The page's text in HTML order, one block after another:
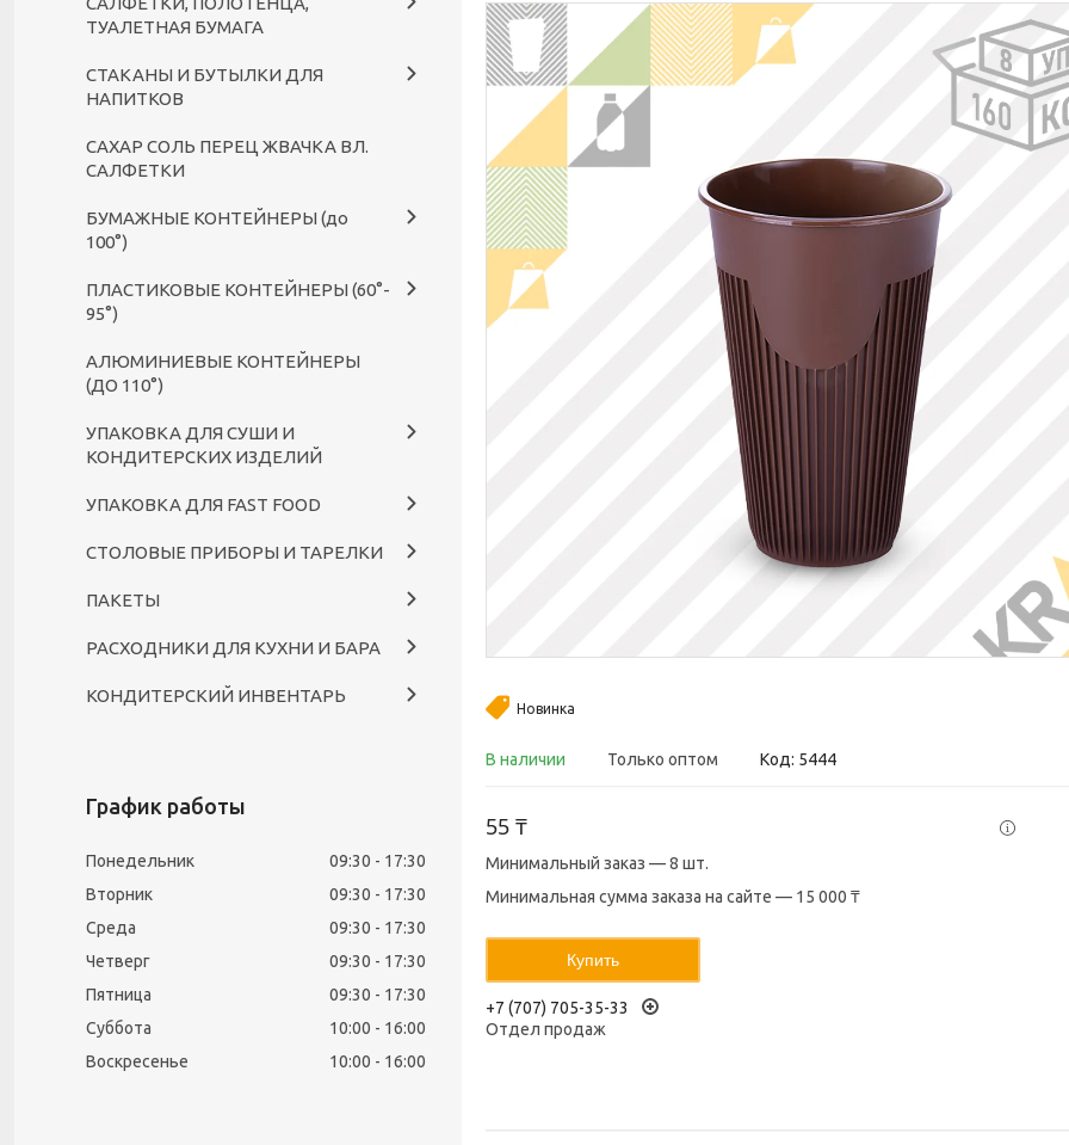
Новинка
В наличии Только оптом Код: 5444
55 ₸
Минимальный заказ — 8 шт.
Минимальная сумма заказа на сайте — 15 000 ₸
Купить
+7 (707) 705-35-33
Отдел продаж
ТУАЛЕТНАЯ БУМАГА
СТАКАНЫ И БУТЫЛКИ ДЛЯ
НАПИТКОВ
САХАР СОЛЬ ПЕРЕЦ ЖВАЧКА ВЛ.
САЛФЕТКИ
БУМАЖНЫЕ КОНТЕЙНЕРЫ (до
100°)
ПЛАСТИКОВЫЕ КОНТЕЙНЕРЫ (60°-
95°)
АЛЮМИНИЕВЫЕ КОНТЕЙНЕРЫ
(ДО 110°)
УПАКОВКА ДЛЯ СУШИ И
КОНДИТЕРСКИХ ИЗДЕЛИЙ
УПАКОВКА ДЛЯ FAST FOOD
СТОЛОВЫЕ ПРИБОРЫ И ТАРЕЛКИ
ПАКЕТЫ
РАСХОДНИКИ ДЛЯ КУХНИ И БАРА
КОНДИТЕРСКИЙ ИНВЕНТАРЬ
График работы
Понедельник 09:30
17:30
Вторник
09:30
17:30
Среда
09:30
17:30
Четверг
09:30
17:30
Пятница
09:30
17:30
Суббота
10:00
16:00
Воскресенье
10:00 16:00